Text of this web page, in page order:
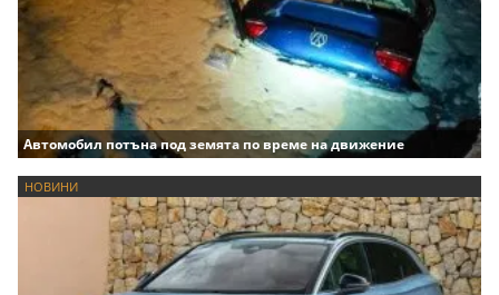
Автомобил потъна под земята по време на движение
НОВИНИ